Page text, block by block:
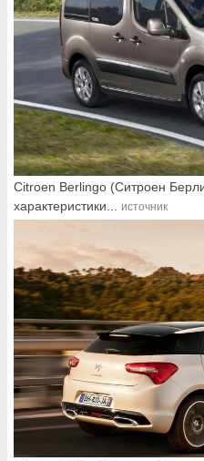
Citroen Berlingo (Ситроен
характеристики...
источник